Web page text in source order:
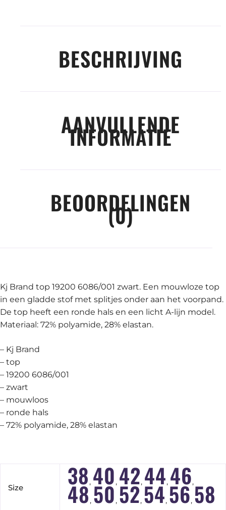
BESCHRIJVING
AANVULLENDE
INFORMATIE
BEOORDELINGEN
(0)
Kj Brand top 19200 6086/001 zwart. Een mouwloze top
in een gladde stof met splitjes onder aan het voorpand.
De top heeft een ronde hals en een licht A-lijn model.
Materiaal: 72% polyamide, 28% elastan.
– Kj Brand
– top
– 19200 6086/001
– zwart
– mouwloos
– ronde hals
– 72% polyamide, 28% elastan
Size 38 , 40 , 42, 44, 46,
48 , 50 , 52, 54, 56, 58